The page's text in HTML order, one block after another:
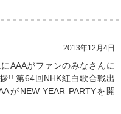
2013年12月4日
AAAがファンのみなさんに
!! 第64回NHK紅白歌合戦出
がNEW YEAR PARTYを開